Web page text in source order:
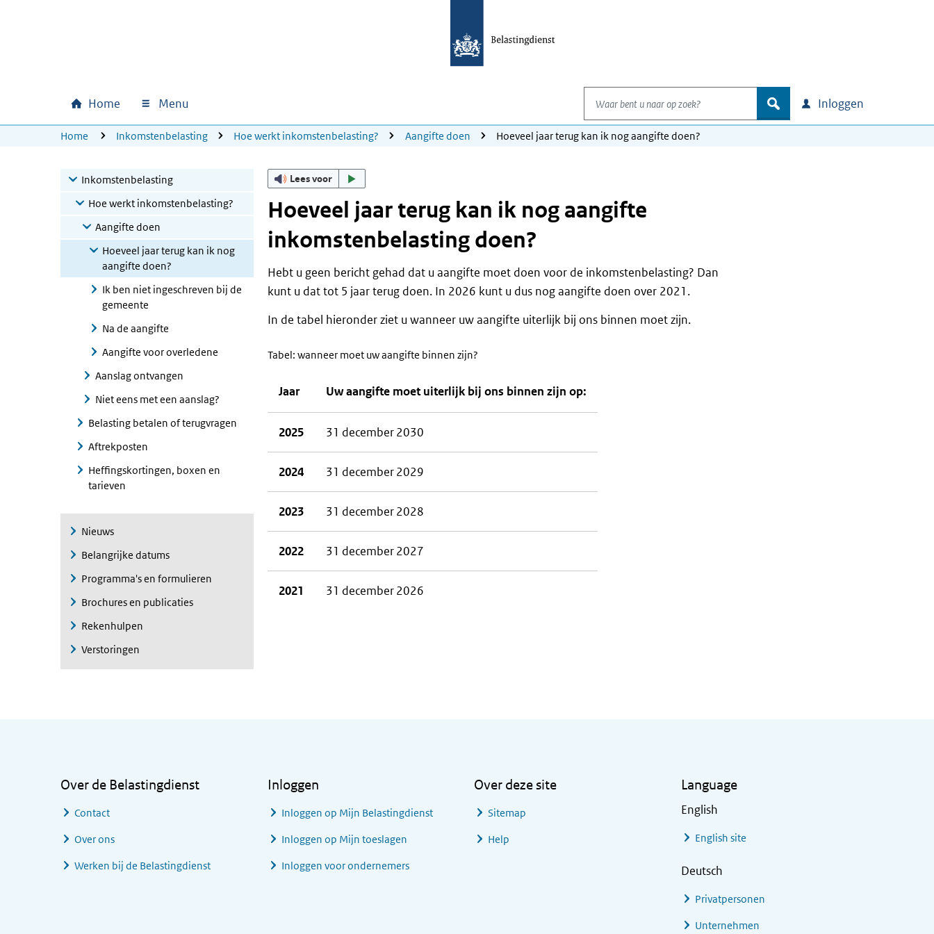
Hoofdnavigatie
Home Menu
Waar bent u naar op zoek?
zoek Inloggen
U bevindt zich hier:
Home Inkomstenbelasting Hoe werkt inkomstenbelasting? Aangifte doen Hoeveel jaar terug kan ik nog aangifte doen?
Inkomstenbelasting
Hoe werkt inkomstenbelasting?
Aangifte doen
Hoeveel jaar terug kan ik nog
aangifte doen?
Ik ben niet ingeschreven bij de
gemeente
Na de aangifte
Aangifte voor overledene
Aanslag ontvangen
Niet eens met een aanslag?
Belasting betalen of terugvragen
Aftrekposten
Heffingskortingen, boxen en
tarieven
Nieuws
Belangrijke datums
Programma's en formulieren
Brochures en publicaties
Rekenhulpen
Verstoringen
Lees voor
Hoeveel jaar terug kan ik nog aangifte
inkomstenbelasting doen?
Hebt u geen bericht gehad dat u aangifte moet doen voor de inkomstenbelasting? Dan
kunt u dat tot 5 jaar terug doen. In 2026 kunt u dus nog aangifte doen over 2021.
In de tabel hieronder ziet u wanneer uw aangifte uiterlijk bij ons binnen moet zijn.
Tabel: wanneer moet uw aangifte binnen zijn?
Jaar Uw aangifte moet uiterlijk bij ons binnen zijn op:
2025 31 december 2030
2024 31 december 2029
2023 31 december 2028
2022 31 december 2027
2021 31 december 2026
Over de Belastingdienst
Contact
Over ons
Werken bij de Belastingdienst
Inloggen
Inloggen op Mijn Belastingdienst
Inloggen op Mijn toeslagen
Inloggen voor ondernemers
Over deze site
Sitemap
Help
Language
English
English site
Deutsch
Privatpersonen
Unternehmen